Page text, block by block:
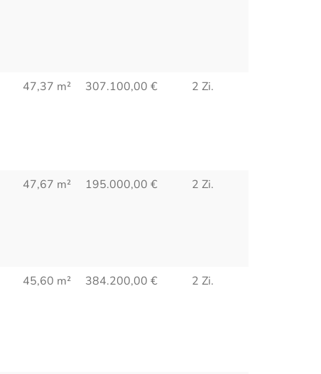
47,37 m² 307.100,00 € 2 Zi.
47,67 m² 195.000,00 € 2 Zi.
45,60 m² 384.200,00 € 2 Zi.